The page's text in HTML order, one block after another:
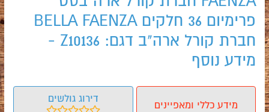
פרימיום 36 חלקים BELLA FAENZA
חברת קורל ארה"ב דגם: Z10136 -
מידע נוסף
מידע כללי ומאפיינים
דירוג גולשים